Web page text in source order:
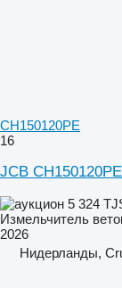
CH150120PE
16
JCB CH150120PE
5 324
Измельчитель
2026
Нидерланды,